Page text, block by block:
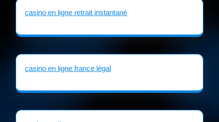
casino en ligne retrait instantané
casino en ligne france légal